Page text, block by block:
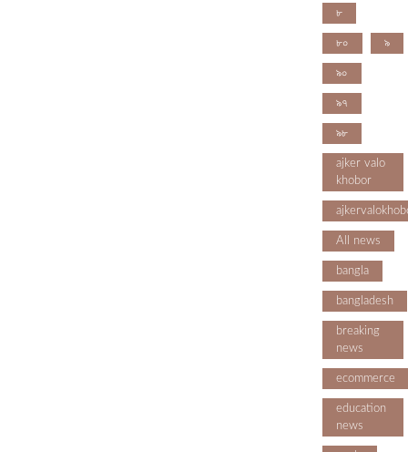
৮
৮০ ৯
৯০
৯৭
৯৮
ajker valo
khobor
All news
bangla
bangladesh
breaking
news
ecommerce
education
news